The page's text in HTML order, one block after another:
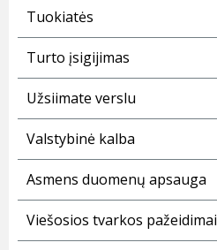
Tuokiatės
Turto įsigijimas
Užsiimate verslu
Valstybinė kalba
Asmens duomenų apsauga
Viešosios tvarkos pažeidimai